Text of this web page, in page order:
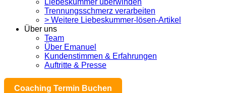
Trennungsschmerz verarbeiten
> Weitere Liebeskummer-lösen-Artikel
Über uns
Team
Über Emanuel
Kundenstimmen & Erfahrungen
Auftritte & Presse
Coaching Termin Buchen